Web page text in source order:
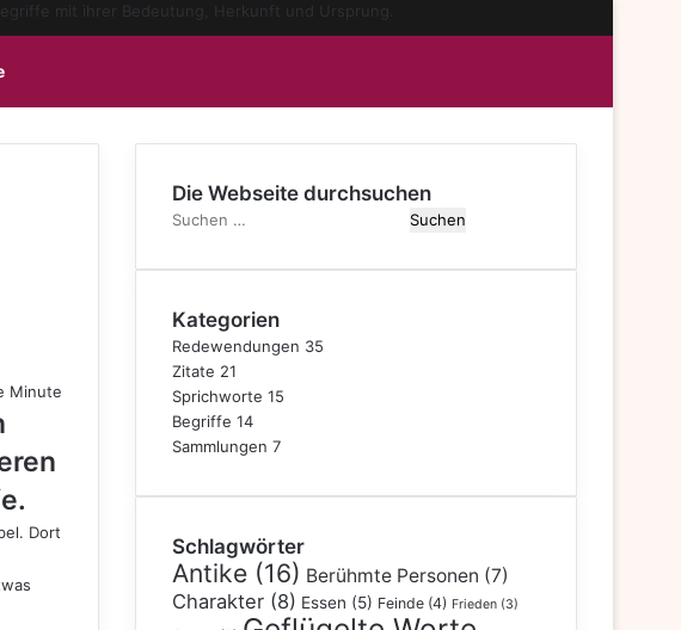
Minute
Dort
Die Webseite durchsuchen
Suchen
Kategorien
Redewendungen 35
Zitate 21
Sprichworte 15
Begriffe 14
Sammlungen 7
Schlagwörter
Antike (16) Berühmte Personen (7)
Charakter (8) Essen (5) Feinde (4) Frieden (3)